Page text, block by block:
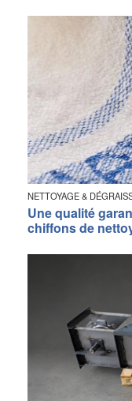
NETTOYAGE &
Une qualité
chiffons de